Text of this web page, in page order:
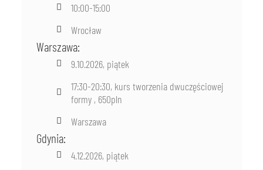
10:00-15:00
Wrocław
Warszawa:
9.10.2026, piątek
17:30-20:30, kurs tworzenia dwuczęściowej
formy , 650pln
Warszawa
Gdynia:
4.12.2026, piątek